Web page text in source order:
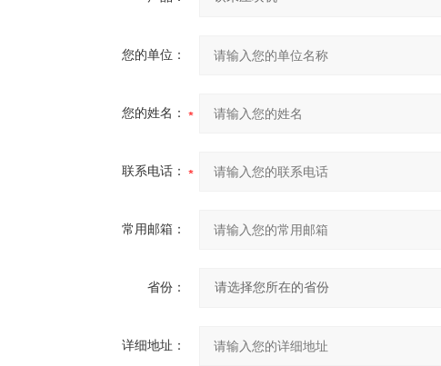
您的单位：
您的姓名：
联系电话：
常用邮箱：
省份：
详细地址：